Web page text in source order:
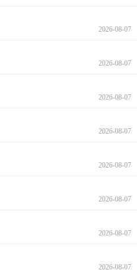
2026-08-07
2026-08-07
2026-08-07
2026-08-07
2026-08-07
2026-08-07
2026-08-07
2026-08-07